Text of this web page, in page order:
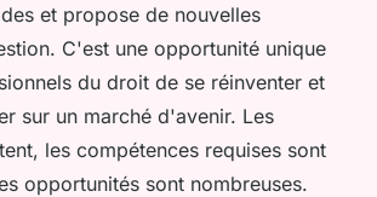
et propose de nouvelles
C'est une opportunité unique
du droit de se réinventer et
sur un marché d'avenir. Les
les compétences requises sont
opportunités sont nombreuses.